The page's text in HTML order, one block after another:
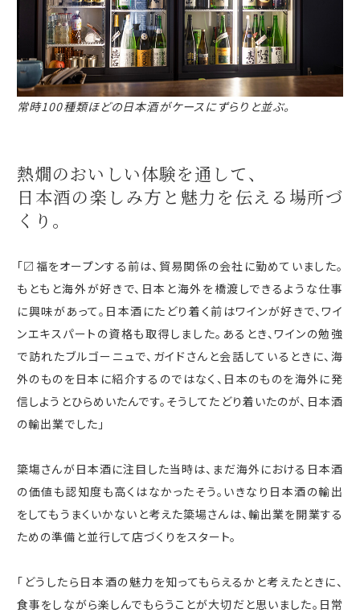
常時100種類ほどの日本酒がケースにずらりと並ぶ。
熱燗のおいしい体験を通して、
日本酒の楽しみ方と魅力を 伝える 場所づ
くり。
「〼福をオープンする前は、貿易関係の会社に勤めていました。
もともと海外が好きで、日本と海外を橋渡しできるような仕事
に興味があって。日本酒にたどり着く前はワインが好きで、ワイ
ンエキスパートの資格も取得しました。あるとき、ワインの勉強
で訪れたブルゴーニュで、ガイドさんと会話しているときに、海
外のものを日本に紹介するのではなく、日本のものを海外に発
信しようとひらめいたんです。そうしてたどり着いたのが、日本酒
の輸出業でした」
簗塲さんが日本酒に注目した当時は、まだ海外における日本酒
の価値も認知度も高くはなかったそう。いきなり日本酒の輸出
をしてもうまくいかないと考えた簗場さんは、輸出業を開業する
ための準備と並行して店づくりをスタート。
「どうしたら日本酒の魅力を知ってもらえるかと考えたときに、
食事をしながら楽しんでもらうことが大切だと思いました。日常